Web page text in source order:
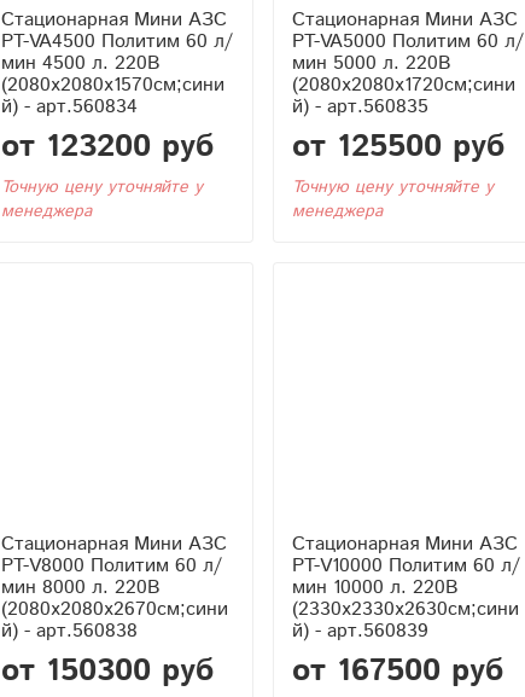
Стационарная Мини АЗС
PT-VA4500 Политим 60 л/
мин 4500 л. 220В
(2080x2080x1570см;сини
й) - арт.560834
от 123200 руб
Точную цену уточняйте у
менеджера
Стационарная Мини АЗС
PT-VA5000 Политим 60 л/
мин 5000 л. 220В
(2080x2080x1720см;сини
й) - арт.560835
от 125500 руб
Точную цену уточняйте у
менеджера
Стационарная Мини АЗС
PT-V8000 Политим 60 л/
мин 8000 л. 220В
(2080x2080x2670см;сини
й) - арт.560838
от 150300 руб
Стационарная Мини АЗС
PT-V10000 Политим 60 л/
мин 10000 л. 220В
(2330x2330x2630см;сини
й) - арт.560839
от 167500 руб